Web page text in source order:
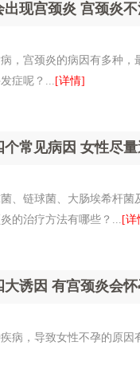
出现宫颈炎 宫颈炎
，宫颈炎的病因有多种
症呢？...[详情]
个常见病因 女性尽
、链球菌、大肠埃希杆
的治疗方法有哪些？...[详
大诱因 有宫颈炎会
病，导致女性不孕的原